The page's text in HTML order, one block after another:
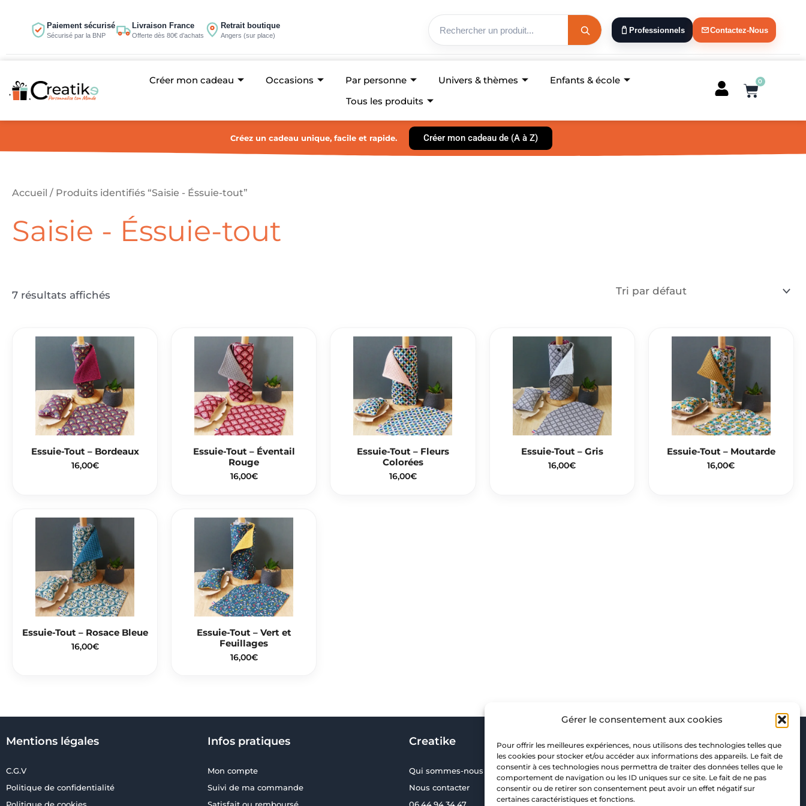
Gérer le consentement aux cookies
Pour offrir les meilleures expériences, nous utilisons des technologies telles que
les cookies pour stocker et/ou accéder aux informations des appareils. Le fait de
consentir à ces technologies nous permettra de traiter des données telles que le
comportement de navigation ou les ID uniques sur ce site. Le fait de ne pas
consentir ou de retirer son consentement peut avoir un effet négatif sur
certaines caractéristiques et fonctions.
contenu
Paiement sécurisé
Sécurisé par la BNP
Livraison France
Offerte dès 80€ d’achats
Retrait boutique
Angers (sur place)
Professionnels Contactez-Nous
Créer mon cadeau Occasions Par personne Univers & thèmes
Enfants & école
Tous les produits
0
Panier
Créez un cadeau unique, facile et rapide. Créer mon cadeau de (A à Z)
Accueil / Produits identifiés “Saisie - Éssuie-tout”
Saisie - Éssuie-tout
7 résultats affichés
Essuie-Tout – Bordeaux
16,00€
Essuie-Tout – Éventail
Rouge
16,00€
Essuie-Tout – Fleurs
Colorées
16,00€
Essuie-Tout – Gris
16,00€
Essuie-Tout – Moutarde
16,00€
Essuie-Tout – Rosace Bleue
16,00€
Essuie-Tout – Vert et
Feuillages
16,00€
Mentions légales
C.G.V
Politique de confidentialité
Politique de cookies
Infos pratiques
Mon compte
Suivi de ma commande
Satisfait ou remboursé
Creatike
Qui sommes-nous ?
Nous contacter
06.44.94.34.47
Nous suivre
F
a
c
I
n
P
i